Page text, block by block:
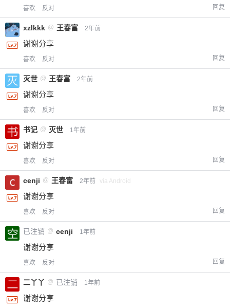
喜欢 反对 回复
xzlkkk @ 王春富 2年前
谢谢分享
喜欢 反对 回复
灭世 @ 王春富 2年前
谢谢分享
喜欢 反对 回复
书记 @ 灭世 1年前
谢谢分享
喜欢 反对 回复
cenji @ 王春富 2年前 via Android
谢谢分享
喜欢 反对 回复
已注销 @ cenji 1年前
谢谢分享
喜欢 反对 回复
二丫丫 @ 已注销 1年前
谢谢分享